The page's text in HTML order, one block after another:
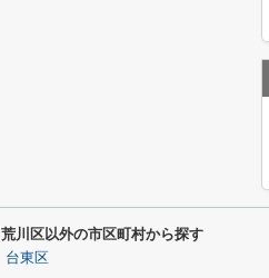
荒川区以外の市区町村から探す
台東区